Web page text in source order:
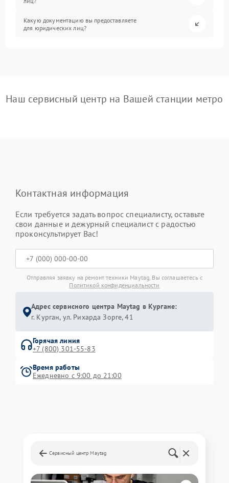
Какую документацию вы предоставляете
для юридических лиц?
Наш сервисный центр на Вашей станции метро
Контактная информация
Если требуется задать вопрос специалисту, оставьте
свои данные и дежурный специалист с радостью
проконсультирует Вас!
Отправляя заявку на ремонт техники Maytag, Вы соглашаетесь с
Политикой конфиденциальности
Адрес сервисного центра Maytag в Кургане:
г. Курган, ул. Рихарда Зорге, 41
Горячая линия
+7 (800) 301-55-83
Время работы
Ежедневно с 9:00 до 21:00
Сервисный центр Maytag